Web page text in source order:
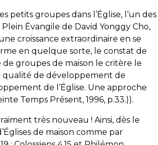
petits groupes dans l’Église, l’un des
Évangile de David Yonggy Cho,
croissance extraordinaire en se
en quelque sorte, le constat de
groupes de maison le critère le
qualité de développement de
de l’Église. Une approche
Temps Présent, 1996, p.33.)).
très nouveau ! Ainsi, dès le
de maison comme par